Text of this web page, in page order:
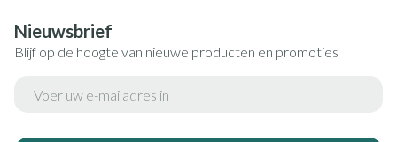
Nieuwsbrief
Blijf op de hoogte van nieuwe producten en promoties